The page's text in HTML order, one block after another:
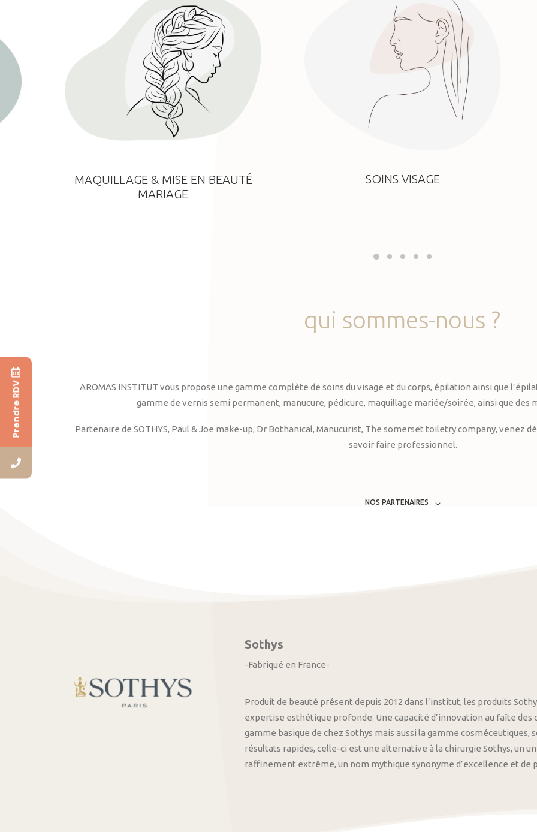
MAQUILLAGE & MISE EN BEAUTÉ
MARIAGE
SOINS VISAGE
qui sommes-nous ?
AROMAS INSTITUT vous propose une gamme complète de soins du visage et du corps, épilation ainsi que
gamme de vernis semi permanent, manucure, pédicure, maquillage mariée/soirée, ainsi que des
Partenaire de SOTHYS, Paul & Joe make-up, Dr Bothanical, Manucurist, The somerset toiletry company, venez
savoir faire professionnel.
NOS PARTENAIRES
Sothys
-Fabriqué en France-
Produit de beauté présent depuis 2012 dans l’institut, les produits
expertise esthétique profonde. Une capacité d’innovation au faîte
gamme basique de chez Sothys mais aussi la gamme
résultats rapides, celle-ci est une alternative à la chirurgie Sothys, un
raffinement extrême, un nom mythique synonyme d’excellence et de
Prendre RDV